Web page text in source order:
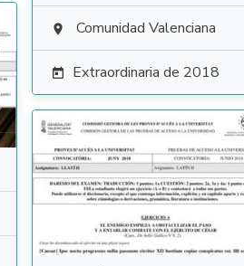
 Comunidad Valenciana
 Extraordinaria de 2018